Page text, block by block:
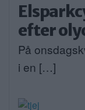
efter
På
i en […]